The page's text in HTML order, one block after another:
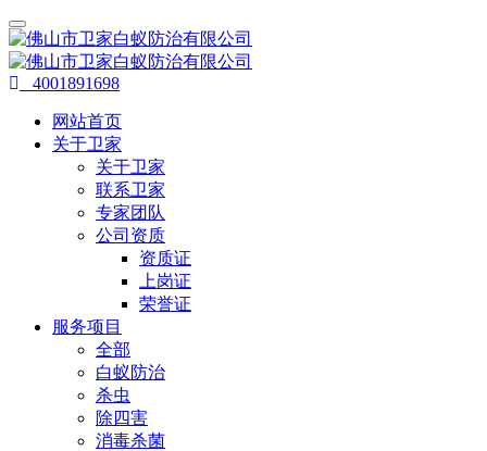
4001891698
网站首页
关于卫家
关于卫家
联系卫家
专家团队
公司资质
资质证
上岗证
荣誉证
服务项目
全部
白蚁防治
杀虫
除四害
消毒杀菌